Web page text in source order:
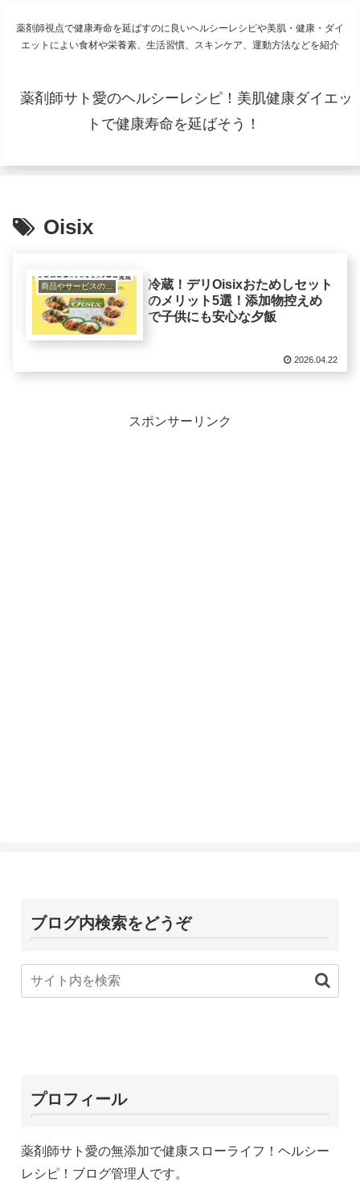
薬剤師視点で健康寿命を延ばすのに良いヘルシーレシピや美肌・健康・ダイ
エットによい食材や栄養素、生活習慣、スキンケア、運動方法などを紹介
薬剤師サト愛のヘルシーレシピ！美肌健康ダイエッ
トで健康寿命を延ばそう！
Oisix
商品やサービスの紹介レビュー
冷蔵！デリOisixおためしセット
のメリット5選！添加物控えめ
で子供にも安心な夕飯
2026.04.22
スポンサーリンク
ブログ内検索をどうぞ
プロフィール
薬剤師サト愛の無添加で健康スローライフ！ヘルシー
レシピ！ブログ管理人です。